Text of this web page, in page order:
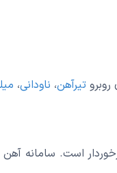
تیرآهن، ناودانی،
است. سامانه آهن